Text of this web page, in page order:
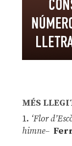
MÉS
1. ‘Flor
himne–